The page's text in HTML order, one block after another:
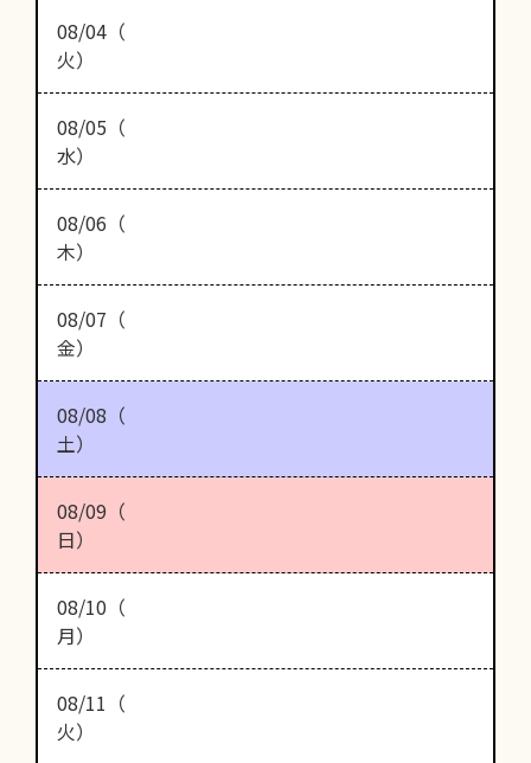
08/04（
火）
08/05（
水）
08/06（
木）
08/07（
金）
08/08（
土）
08/09（
日）
08/10（
月）
08/11（
火）